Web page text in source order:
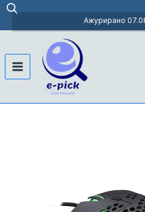
Skip
content
Ажурирано
Main